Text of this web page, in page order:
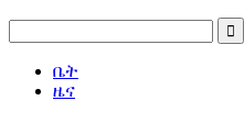
ቤት
ዜና